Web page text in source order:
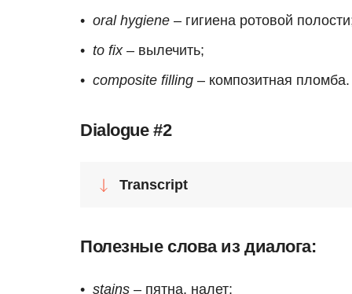
oral hygiene – гигиена ротовой
to fix– вылечить;
composite filling – композитная пломба.
Dialogue #2
Transcript
Полезные слова из диалога:
stains – пятна, налет;